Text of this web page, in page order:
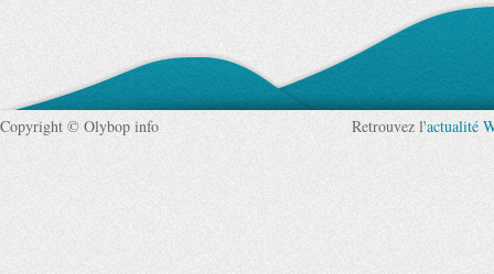
Copyright © Olybop info Retrouvez l'actualité